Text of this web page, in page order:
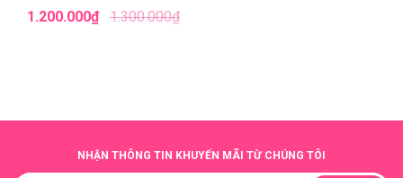
1.200.000₫ 1.300.000₫
NHẬN THÔNG TIN KHUYẾN MÃI TỪ CHÚNG TÔI